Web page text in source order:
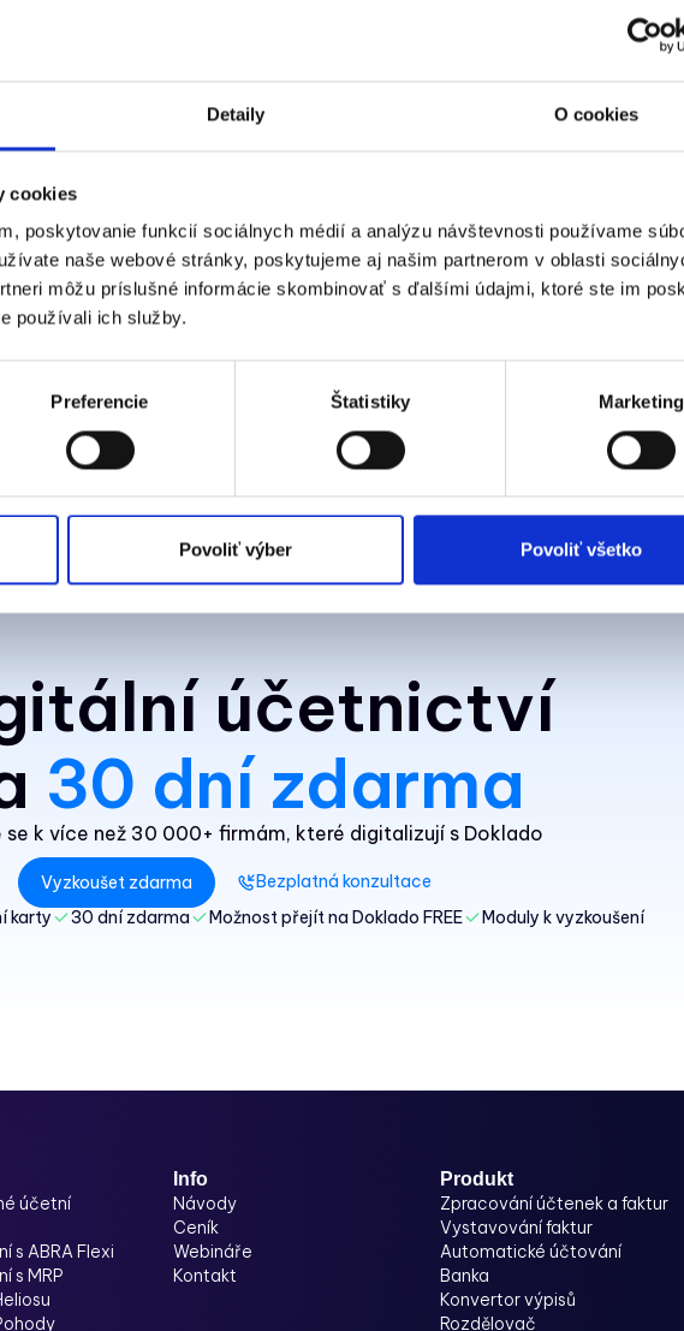
Detaily O cookies
cookies
poskytovanie funkcií sociálnych médií a analýzu návštevnosti používame
naše webové stránky, poskytujeme aj našim partnerom v oblasti
môžu príslušné informácie skombinovať s ďalšími údajmi, ktoré ste im
používali ich služby.
Preferencie Štatistiky Marketing
Povoliť výber Povoliť všetko
účetnictví
30 dní zdarma
se k více než 30 000+ firmám, které digitalizují s Doklado
Vyzkoušet zdarma
Bezplatná konzultace
karty
30 dní zdarma Možnost přejít na Doklado FREE Moduly k vyzkoušení
účetní
s ABRA Flexi
s MRP
Info
Návody
Ceník
Webináře
Kontakt
Produkt
Zpracování účtenek a faktur
Vystavování faktur
Automatické účtování
Banka
Konvertor výpisů
Rozdělovač